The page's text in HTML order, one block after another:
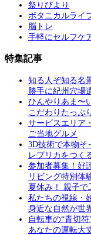
祭りびより
ボタニカルライ
脳トレ
手軽にセルフケ
特集記事
知る人ぞ知る名
勝手に紀州穴場
ひんやりあま〜
こだわりたっぷ
サービスエリア
ご当地グルメ
3D技術で本物そ
レプリカをつく
参加者募集！好
リビング特別体
夏休み！ 親子で
私たちの視線・
身近な自然が世
自転車の“青切符
あなたの運転大